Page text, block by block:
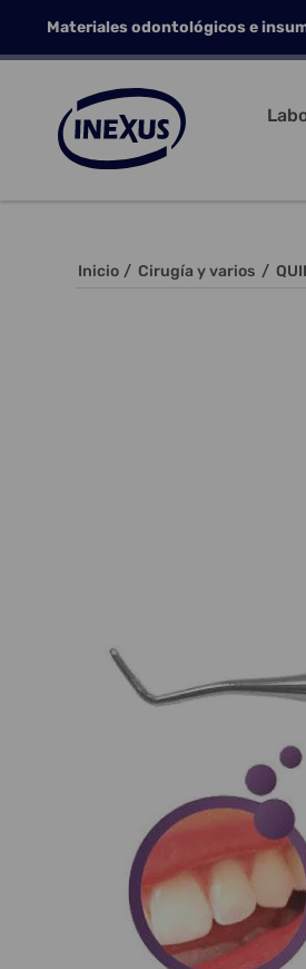
Materiales odontológicos e
Inicio / Cirugía y varios /